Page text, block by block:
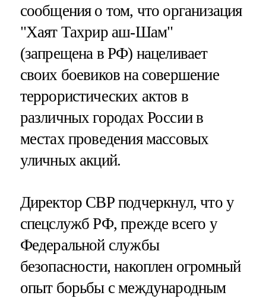
сообщения о том, что организация
"Хаят Тахрир аш-Шам"
(запрещена в РФ) нацеливает
своих боевиков на совершение
террористических актов в
различных городах России в
местах проведения массовых
уличных акций.
Директор СВР подчеркнул, что у
спецслужб РФ, прежде всего у
Федеральной службы
безопасности, накоплен огромный
опыт борьбы с международным